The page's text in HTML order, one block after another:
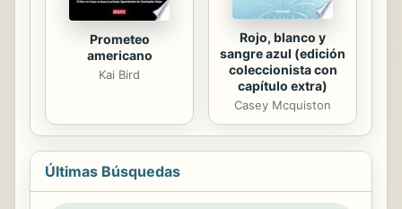
Prometeo
americano
Kai Bird
Rojo, blanco y
sangre azul (edición
coleccionista con
capítulo extra)
Casey Mcquiston
Últimas Búsquedas